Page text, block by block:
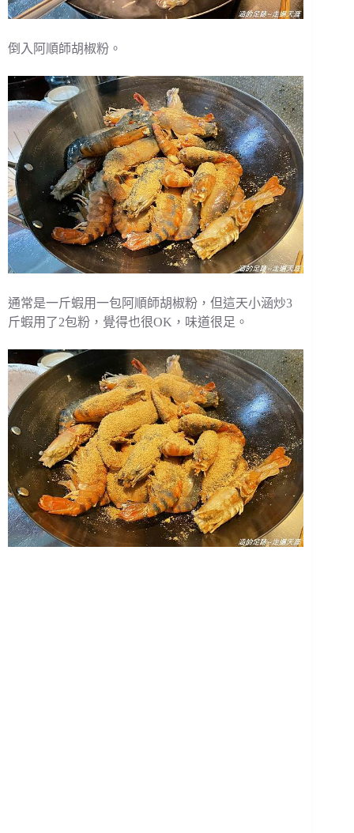
倒入阿順師胡椒粉。
通常是一斤蝦用一包阿順師胡椒粉，但這天小涵炒3
斤蝦用了2包粉，覺得也很OK，味道很足。